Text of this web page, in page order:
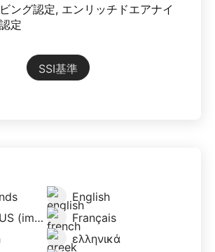
ング認定, エンリッチドエアナイ
定
SSI基準
English
English US (imperial)
Français
ελληνικά